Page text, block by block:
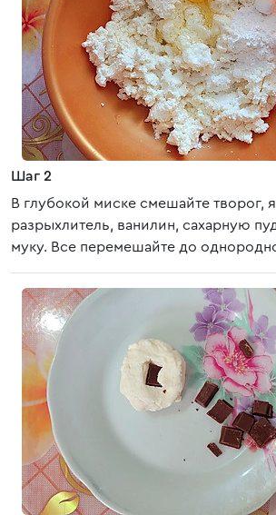
Шаг 2
В глубокой миске смешайте творог,
разрыхлитель, ванилин, сахарную
муку. Все перемешайте до